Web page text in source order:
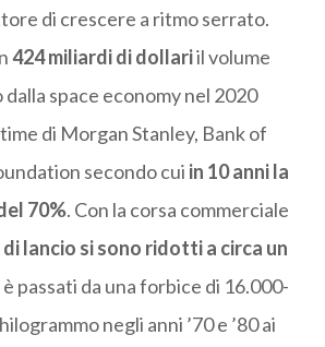
di crescere a ritmo serrato.
424 miliardi di dollariil volume
space economy nel 2020
di Morgan Stanley, Bank of
secondo cui in 10 anni la
70%. Con la corsa commerciale
lancio si sono ridotti a circa un
è passati da una forbice di 16.000-
negli anni ’70 e ’80 ai